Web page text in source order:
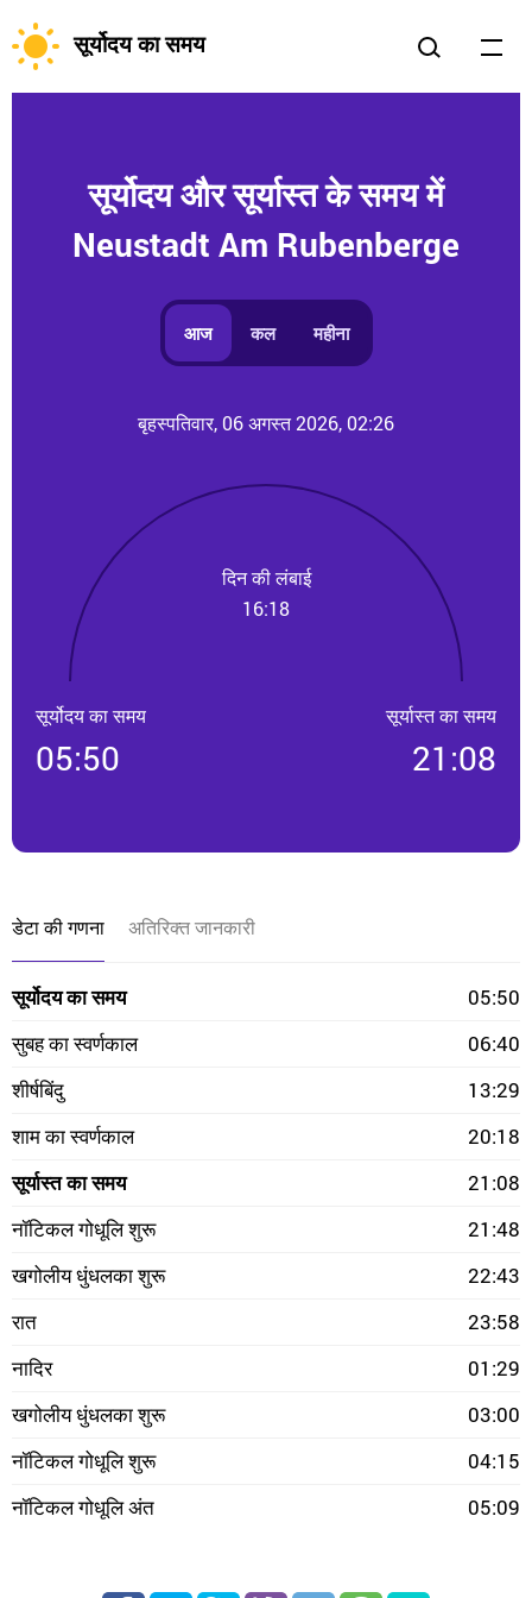
सूर्योदय का समय
सूर्योदय और सूर्यास्त के समय में
Neustadt Am Rubenberge
आज कल महीना
बृहस्पतिवार, 06 अगस्त 2026, 02:26
दिन की लंबाई
16:18
सूर्योदय का समय
05:50
सूर्यास्त का समय
21:08
डेटा की गणना अतिरिक्त जानकारी
सूर्योदय का समय
05:50
सुबह का स्वर्णकाल
06:40
शीर्षबिंदु
13:29
शाम का स्वर्णकाल
20:18
सूर्यास्त का समय
21:08
नॉटिकल गोधूलि शुरू
21:48
खगोलीय धुंधलका शुरू
22:43
रात
23:58
नादिर
01:29
खगोलीय धुंधलका शुरू
03:00
नॉटिकल गोधूलि शुरू
04:15
नॉटिकल गोधूलि अंत
05:09